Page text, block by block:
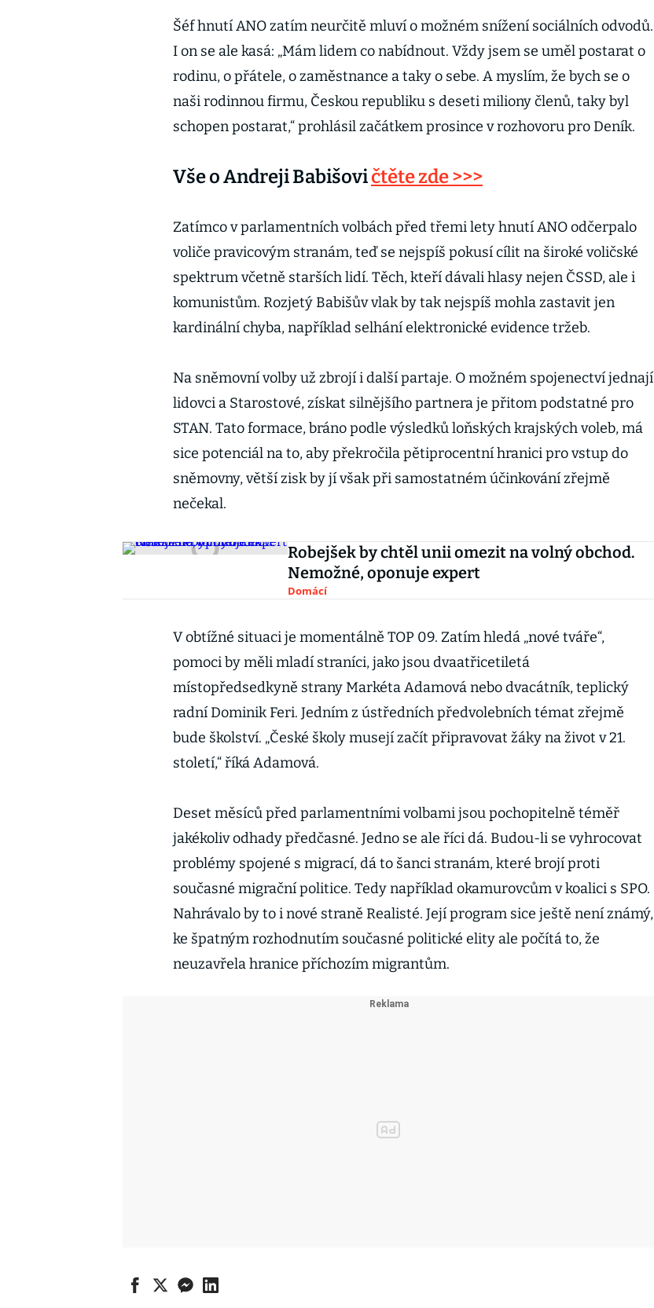
Šéf hnutí ANO zatím neurčitě mluví o možném snížení sociálních odvodů.
I on se ale kasá: „Mám lidem co nabídnout. Vždy jsem se uměl postarat o
rodinu, o přátele, o zaměstnance a taky o sebe. A myslím, že bych se o
naši rodinnou firmu, Českou republiku s deseti miliony členů, taky byl
schopen postarat,“ prohlásil začátkem prosince v rozhovoru pro Deník.
Vše o Andreji Babišovičtěte zde >>>
Zatímco v parlamentních volbách před třemi lety hnutí ANO odčerpalo
voliče pravicovým stranám, teď se nejspíš pokusí cílit na široké voličské
spektrum včetně starších lidí. Těch, kteří dávali hlasy nejen ČSSD, ale i
komunistům. Rozjetý Babišův vlak by tak nejspíš mohla zastavit jen
kardinální chyba, například selhání elektronické evidence tržeb.
Na sněmovní volby už zbrojí i další partaje. O možném spojenectví jednají
lidovci a Starostové, získat silnějšího partnera je přitom podstatné pro
STAN. Tato formace, bráno podle výsledků loňských krajských voleb, má
sice potenciál na to, aby překročila pětiprocentní hranici pro vstup do
sněmovny, větší zisk by jí však při samostatném účinkování zřejmě
nečekal.
Robejšek by chtěl unii omezit na volný obchod.
Nemožné, oponuje expert
Domácí
V obtížné situaci je momentálně TOP 09. Zatím hledá „nové tváře“,
pomoci by měli mladí straníci, jako jsou dvaatřicetiletá
místopředsedkyně strany Markéta Adamová nebo dvacátník, teplický
radní Dominik Feri. Jedním z ústředních předvolebních témat zřejmě
bude školství. „České školy musejí začít připravovat žáky na život v 21.
století,“ říká Adamová.
Deset měsíců před parlamentními volbami jsou pochopitelně téměř
jakékoliv odhady předčasné. Jedno se ale říci dá. Budou-li se vyhrocovat
problémy spojené s migrací, dá to šanci stranám, které brojí proti
současné migrační politice. Tedy například okamurovcům v koalici s SPO.
Nahrávalo by to i nové straně Realisté. Její program sice ještě není známý,
ke špatným rozhodnutím současné politické elity ale počítá to, že
neuzavřela hranice příchozím migrantům.